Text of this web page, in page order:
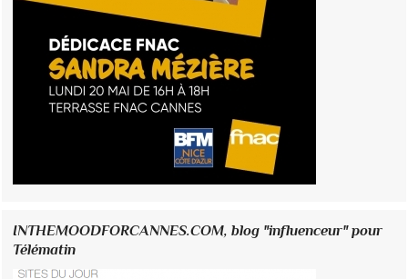
INTHEMOODFORCANNES.COM, blog "influenceur" pour
Télématin